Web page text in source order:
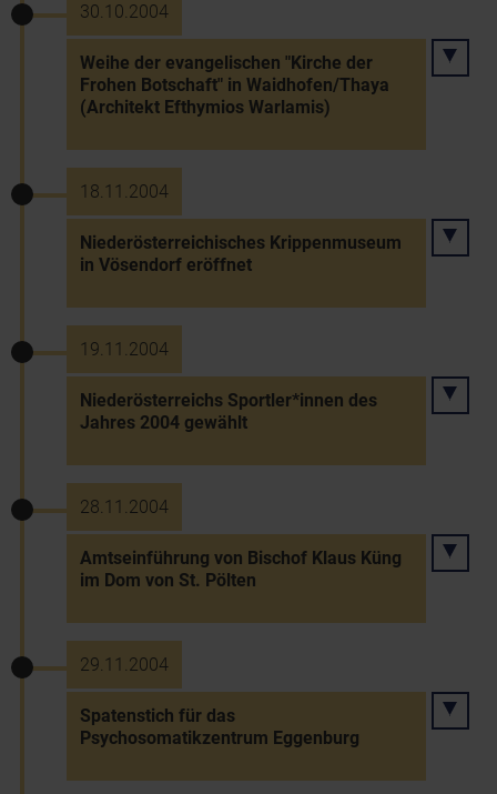
30.10.2004
Weihe der evangelischen "Kirche der
Frohen Botschaft" in Waidhofen/Thaya
(Architekt Efthymios Warlamis)
18.11.2004
Niederösterreichisches Krippenmuseum
in Vösendorf eröffnet
19.11.2004
Niederösterreichs Sportler*innen des
Jahres 2004 gewählt
28.11.2004
Amtseinführung von Bischof Klaus Küng
im Dom von St. Pölten
29.11.2004
Spatenstich für das
Psychosomatikzentrum Eggenburg